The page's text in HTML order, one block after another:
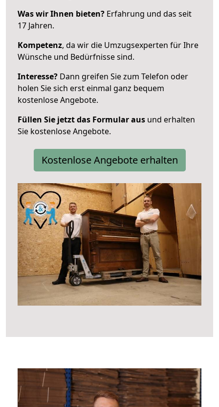
Was wir Ihnen bieten? Erfahrung und das seit
17 Jahren.
Kompetenz, da wir die Umzugsexperten für Ihre
Wünsche und Bedürfnisse sind.
Interesse? Dann greifen Sie zum Telefon oder
holen Sie sich erst einmal ganz bequem
kostenlose Angebote.
Füllen Sie jetzt das Formular aus und erhalten
Sie kostenlose Angebote.
Kostenlose Angebote erhalten